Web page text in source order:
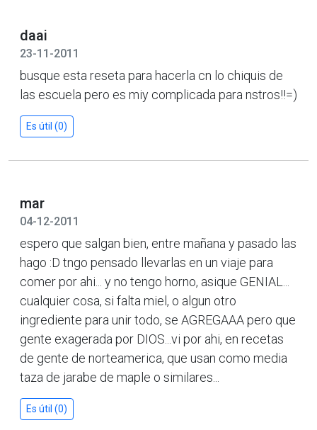
daai
23-11-2011
busque esta reseta para hacerla cn lo chiquis de
las escuela pero es miy complicada para nstros!!=)
Es útil (0)
mar
04-12-2011
espero que salgan bien, entre mañana y pasado las
hago :D tngo pensado llevarlas en un viaje para
comer por ahi... y no tengo horno, asique GENIAL...
cualquier cosa, si falta miel, o algun otro
ingrediente para unir todo, se AGREGAAA pero que
gente exagerada por DIOS...vi por ahi, en recetas
de gente de norteamerica, que usan como media
taza de jarabe de maple o similares...
Es útil (0)